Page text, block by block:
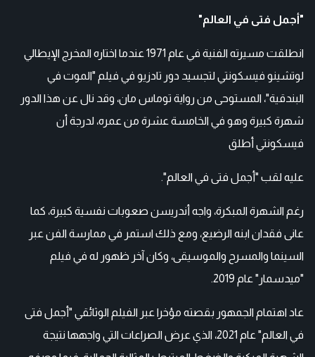
"أجمل فتى في العالم"
انطلقت مسيرته الفنية في عام 1971 عندما اختاره المخرج الإيطالي
لوتشينو فيسكونتي لتجسيد دور تادزيو في فيلم "الموت في
البندقية"، المستوحى من رواية توماس مان، وقد نال عن هذا الدور
شهرة كبيرة وهو في الخامسة عشرة من عمره، لدرجة أن
فيسكونتي أطلق
عليه لقب "أجمل فتى في العالم".
رغم الشهرة المبكرة، واجه أندريسن صعوبات نفسية كبيرة، كما
عانى فقدان ابنه الرضيع، ومع ذلك استمر في ممارسة الفن عبر
السينما والمسرح والموسيقى، وكان آخر ظهور له في فيلم
"ميدسمار" عام 2019.
عاد اهتمام الجمهور بقصته مؤخرا عبر الفيلم الوثائقي "أجمل فتى
في العالم" عام 2021، الذي عرض الصراعات التي واجهها نتيجة